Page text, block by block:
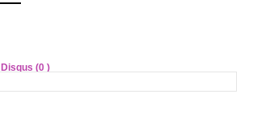
Disqus (0 )